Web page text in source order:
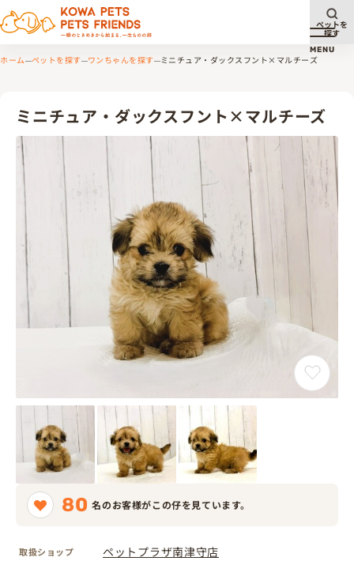
メニ
MENU
ペットを
探す
ホーム ペットを探す ワンちゃんを探す ミニチュア・ダックスフント×マルチーズ
ミニチュア・ダックスフント×マルチーズ
80 名のお客様がこの仔を見ています。
取扱ショップ ペットプラザ南津守店